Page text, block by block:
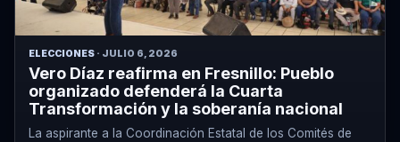
ELECCIONES · JULIO 6, 2026
Vero Díaz reafirma en Fresnillo: Pueblo
organizado defenderá la Cuarta
Transformación y la soberanía nacional
La aspirante a la Coordinación Estatal de los Comités de